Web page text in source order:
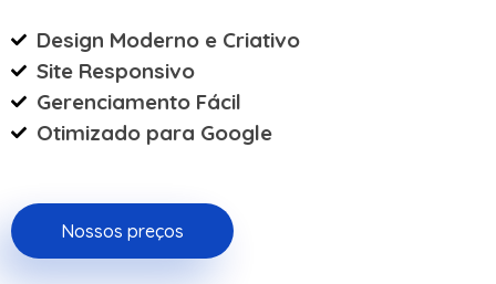
Design Moderno e Criativo
Site Responsivo
Gerenciamento Fácil
Otimizado para Google
Nossos preços